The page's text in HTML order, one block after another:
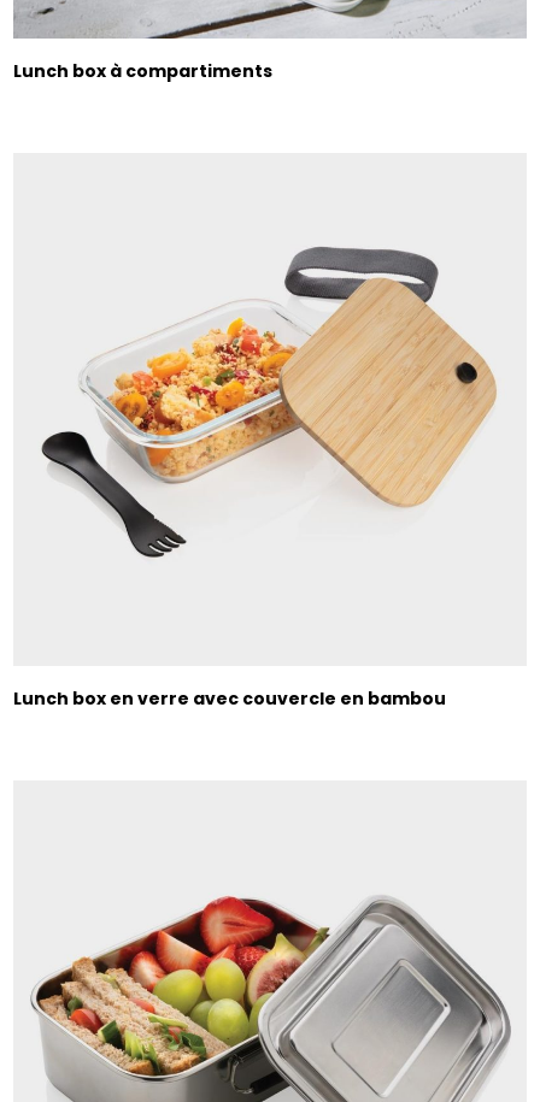
Lunch box à compartiments
Lunch box en verre avec couvercle en bambou